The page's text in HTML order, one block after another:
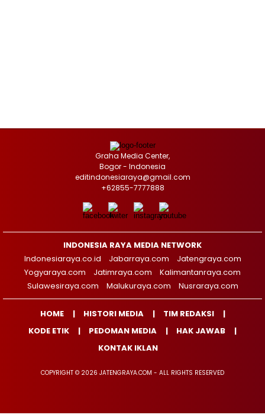
Graha Media Center,
Bogor - Indonesia
editindonesiaraya@gmail.com
+62855-7777888
INDONESIA RAYA MEDIA NETWORK
Indonesiaraya.co.id
Jabarraya.com
Jatengraya.com
Yogyaraya.com
Jatimraya.com
Kalimantanraya.com
Sulawesiraya.com
Malukuraya.com Nusraraya.com
HOME HISTORI MEDIA
TIM REDAKSI
KODE ETIK
PEDOMAN MEDIA
HAK JAWAB
KONTAK IKLAN
COPYRIGHT © 2026 JATENGRAYA.COM - ALL RIGHTS RESERVED